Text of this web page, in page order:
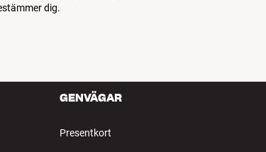
dig.
GENVÄGAR
Presentkort